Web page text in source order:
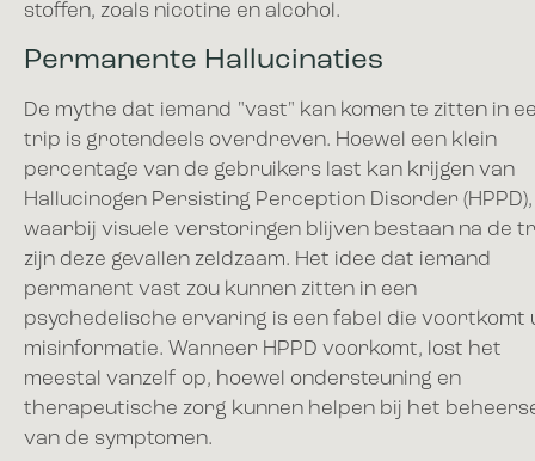
stoffen, zoals nicotine en alcohol.
Permanente Hallucinaties
De mythe dat iemand "vast" kan komen te zitten in
trip is grotendeels overdreven. Hoewel een klein
percentage van de gebruikers last kan krijgen van
Hallucinogen Persisting Perception Disorder (HPPD),
waarbij visuele verstoringen blijven bestaan na de
zijn deze gevallen zeldzaam. Het idee dat iemand
permanent vast zou kunnen zitten in een
psychedelische ervaring is een fabel die voortkomt
misinformatie. Wanneer HPPD voorkomt, lost het
meestal vanzelf op, hoewel ondersteuning en
therapeutische zorg kunnen helpen bij het
van de symptomen.